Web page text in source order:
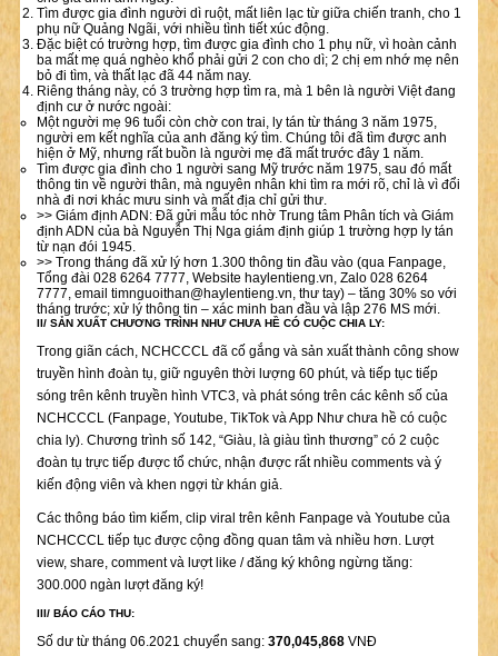
Tìm được gia đình người dì ruột, mất liên lạc từ giữa chiến tranh, cho 1
phụ nữ Quảng Ngãi, với nhiều tình tiết xúc động.
Đặc biệt có trường hợp, tìm được gia đình cho 1 phụ nữ, vì hoàn cảnh
ba mất mẹ quá nghèo khổ phải gửi 2 con cho dì; 2 chị em nhớ mẹ nên
bỏ đi tìm, và thất lạc đã 44 năm nay.
Riêng tháng này, có 3 trường hợp tìm ra, mà 1 bên là người Việt đang
định cư ở nước ngoài:
Một người mẹ 96 tuổi còn chờ con trai, ly tán từ tháng 3 năm 1975,
người em kết nghĩa của anh đăng ký tìm. Chúng tôi đã tìm được anh
hiện ở Mỹ, nhưng rất buồn là người mẹ đã mất trước đây 1 năm.
Tìm được gia đình cho 1 người sang Mỹ trước năm 1975, sau đó mất
thông tin về người thân, mà nguyên nhân khi tìm ra mới rõ, chỉ là vì đổi
nhà đi nơi khác mưu sinh và mất địa chỉ gửi thư.
>> Giám định ADN: Đã gửi mẫu tóc nhờ Trung tâm Phân tích và Giám
định ADN của bà Nguyễn Thị Nga giám định giúp 1 trường hợp ly tán
từ nạn đói 1945.
>> Trong tháng đã xử lý hơn 1.300 thông tin đầu vào (qua Fanpage,
Tổng đài 028 6264 7777, Website haylentieng.vn, Zalo 028 6264
7777, email timnguoithan@haylentieng.vn, thư tay) – tăng 30% so với
tháng trước; xử lý thông tin – xác minh ban đầu và lập 276 MS mới.
II/ SẢN XUẤT CHƯƠNG TRÌNH NHƯ CHƯA HỀ CÓ CUỘC CHIA LY:
Trong giãn cách, NCHCCCL đã cố gắng và sản xuất thành công show
truyền hình đoàn tụ, giữ nguyên thời lượng 60 phút, và tiếp tục tiếp
sóng trên kênh truyền hình VTC3, và phát sóng trên các kênh số của
NCHCCCL (Fanpage, Youtube, TikTok và App Như chưa hề có cuộc
chia ly). Chương trình số 142, “Giàu, là giàu tình thương” có 2 cuộc
đoàn tụ trực tiếp được tổ chức, nhận được rất nhiều comments và ý
kiến động viên và khen ngợi từ khán giả.
Các thông báo tìm kiếm, clip viral trên kênh Fanpage và Youtube của
NCHCCCL tiếp tục được cộng đồng quan tâm và nhiều hơn. Lượt
view, share, comment và lượt like / đăng ký không ngừng tăng:
300.000 ngàn lượt đăng ký!
III/ BÁO CÁO THU:
Số dư từ tháng 06.2021 chuyển sang:370,045,868 VNĐ